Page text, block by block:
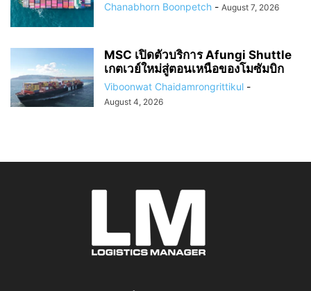
Chanabhorn Boonpetch - August 7, 2026
MSC เปิดตัวบริการ Afungi Shuttle
เกตเวย์ใหม่สู่ตอนเหนือของโมซัมบิก
Viboonwat Chaidamrongrittikul -
August 4, 2026